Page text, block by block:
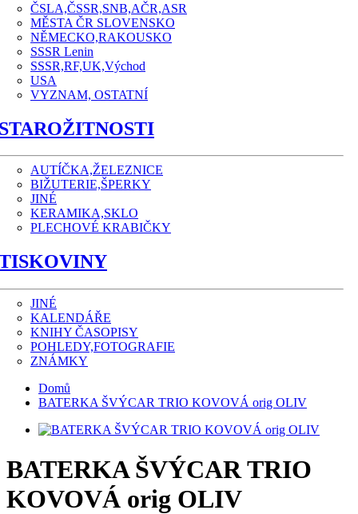
ČSLA,ČSSR,SNB,AČR,ASR
MĚSTA ČR SLOVENSKO
NĚMECKO,RAKOUSKO
SSSR Lenin
SSSR,RF,UK,Východ
USA
VYZNAM, OSTATNÍ
AUTÍČKA,ŽELEZNICE
BIŽUTERIE,ŠPERKY
JINÉ
KERAMIKA,SKLO
PLECHOVÉ KRABIČKY
JINÉ
KALENDÁŘE
KNIHY ČASOPISY
POHLEDY,FOTOGRAFIE
ZNÁMKY
Domů
BATERKA ŠVÝCAR TRIO KOVOVÁ orig OLIV
BATERKA ŠVÝCAR TRIO
KOVOVÁ orig OLIV